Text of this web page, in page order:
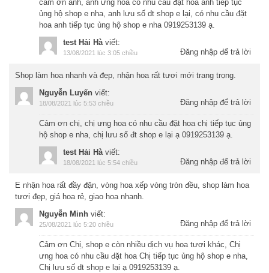
test Hải Hà viết:
13/08/2021 lúc 3:05 chiều
cảm ơn anh, anh ưng hoa có nhu cầu đặt hoa anh tiếp tục
ủng hộ shop e nha, anh lưu số dt shop e lại, có nhu cầu đặt
hoa anh tiếp tục ủng hộ shop e nha 0919253139 ạ.
Đăng nhập để trả lời
Nguyễn Luyến viết:
18/08/2021 lúc 5:53 chiều
Shop làm hoa nhanh và đẹp, nhận hoa rất tươi mới trang trọng.
Đăng nhập để trả lời
test Hải Hà viết:
18/08/2021 lúc 5:54 chiều
Cảm ơn chị, chị ưng hoa có nhu cầu đặt hoa chị tiếp tục ủng
hộ shop e nha, chị lưu số đt shop e lại ạ 0919253139 ạ.
Đăng nhập để trả lời
Nguyễn Minh viết:
25/08/2021 lúc 5:20 chiều
E nhận hoa rất đầy đặn, vòng hoa xếp vòng tròn đều, shop làm hoa
tươi đẹp, giá hoa rẻ, giao hoa nhanh.
Đăng nhập để trả lời
Cảm ơn Chị, shop e còn nhiều dịch vụ hoa tươi khác, Chị
ưng hoa có nhu cầu đặt hoa Chị tiếp tục ủng hộ shop e nha,
Chị lưu số dt shop e lại ạ 0919253139 ạ.